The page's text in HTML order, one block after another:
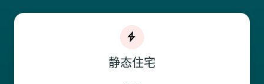
静态住宅